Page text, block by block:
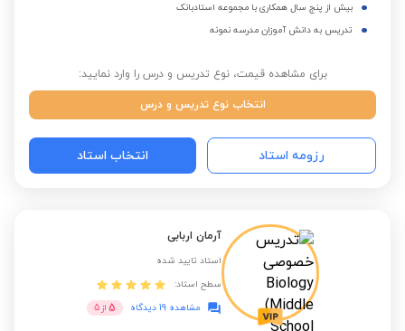
بیش از پنج سال همکاری با مجموعه استادبانک
تدریس به دانش آموزان مدرسه نمونه
برای مشاهده قیمت، نوع تدریس و درس را وارد نمایید:
انتخاب نوع تدریس و درس
رزومه استاد انتخاب استاد
آرمان اربابی
استاد تایید شده
سطح استاد:
مشاهده 19 دیدگاه
5 از 5